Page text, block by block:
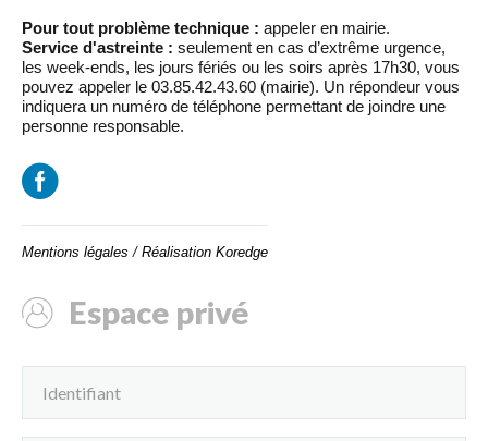
Pour tout problème technique : appeler en mairie.
Service d'astreinte : seulement en cas d’extrême urgence,
les week-ends, les jours fériés ou les soirs après 17h30, vous
pouvez appeler le 03.85.42.43.60 (mairie). Un répondeur vous
indiquera un numéro de téléphone permettant de joindre une
personne responsable.
Mentions légales / Réalisation Koredge
Espace privé